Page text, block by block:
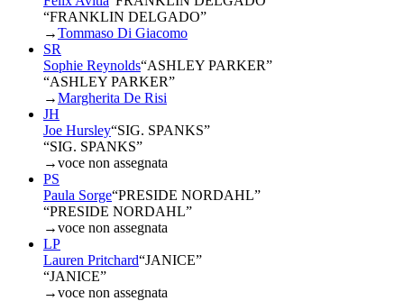
“FRANKLIN DELGADO”
→Tommaso Di Giacomo
SR
Sophie Reynolds“ASHLEY PARKER”
“ASHLEY PARKER”
→Margherita De Risi
JH
Joe Hursley“SIG. SPANKS”
“SIG. SPANKS”
→voce non assegnata
PS
Paula Sorge“PRESIDE NORDAHL”
“PRESIDE NORDAHL”
→voce non assegnata
LP
Lauren Pritchard“JANICE”
“JANICE”
→voce non assegnata